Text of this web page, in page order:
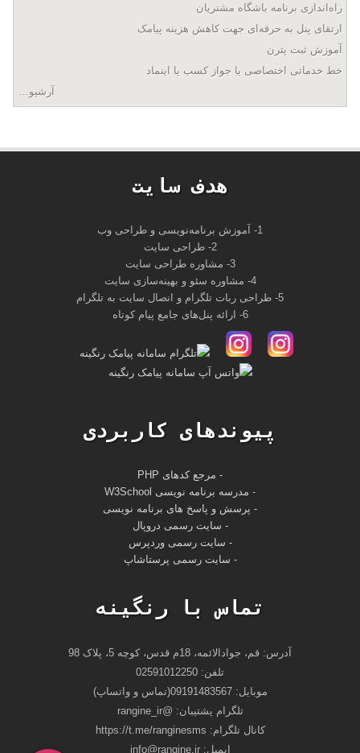
راه‌اندازی برنامه باشگاه مشتریان
ارتقای پنل به حرفه‌ای جهت کاهش هزینه پیامک
آموزش ثبت پترن
خط خدماتی اختصاصی با جواز کسب یا اینماد
آرشیو...
هدف سايت
1- آموزش برنامه‌نویسی و طراحی وب
2- طراحی سایت
3- مشاوره طراحی سایت
4- مشاوره سئو و بهینه‌سازی سایت
5- طراحی ربات تلگرام و انصال سایت به تلگرام
6- ارائه پنل‌های جامع پیام کوتاه
پیوندهای کاربردی
- مرجع کدهای PHP
- مدرسه برنامه نویسی W3School
- پرسش و پاسخ های برنامه نویسی
- سایت رسمی دروپال
- سایت رسمی وردپرس
- سایت رسمی پرستاشاپ
تماس با رنگینه
آدرس: قم، جوادالائمه، 18م قدس، کوچه 5، پلاک 98
تلفن: 02591012250
موبایل: 09191483567(تماس و واتساپ)
تلگرام پشتیبان: @rangine_ir
کانال تلگرام: https://t.me/ranginesms
ايميل: info@rangine.ir